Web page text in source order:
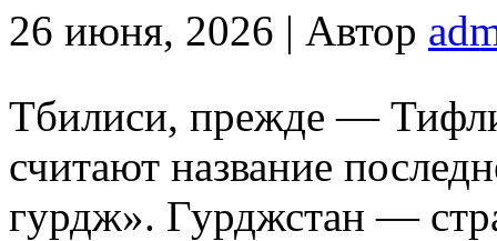
26 июня, 2026 | Автор
Тбилиси, прежде —
считают название
гурдж». Гурджстан —